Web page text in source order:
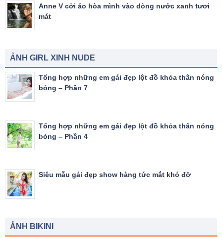
Anne V cởi áo hòa mình vào dòng nước xanh tươi
mát
ẢNH GIRL XINH NUDE
Tổng hợp những em gái đẹp lột đồ khỏa thân nóng
bỏng – Phần 7
Tổng hợp những em gái đẹp lột đồ khỏa thân nóng
bỏng – Phần 4
Siêu mẫu gái đẹp show hàng tức mắt khó đỡ
ẢNH BIKINI